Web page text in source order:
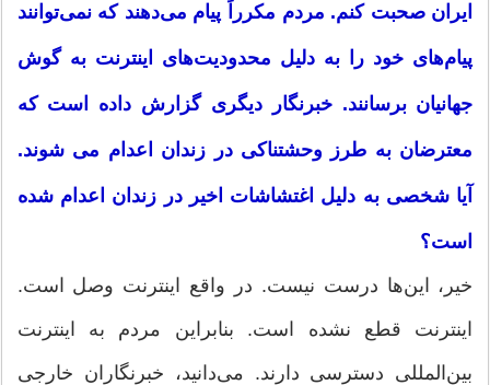
ایران صحبت کنم. مردم مکرراً پیام می‌دهند که نمی‌توانند
پیام‌های خود را به دلیل محدودیت‌های اینترنت به گوش
جهانیان برسانند. خبرنگار دیگری گزارش داده است که
معترضان به طرز وحشتناکی در زندان اعدام می شوند.
آیا شخصی به دلیل اغتشاشات اخیر در زندان اعدام شده
است؟
خیر، این‌ها درست نیست. در واقع اینترنت وصل است.
اینترنت قطع نشده است. بنابراین مردم به اینترنت
بین‌المللی دسترسی دارند. می‌دانید، خبرنگاران خارجی